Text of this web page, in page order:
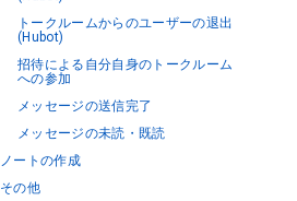
トークルームからのユーザーの退出
(Hubot)
招待による自分自身のトークルーム
への参加
メッセージの送信完了
メッセージの未読・既読
ノートの作成
その他